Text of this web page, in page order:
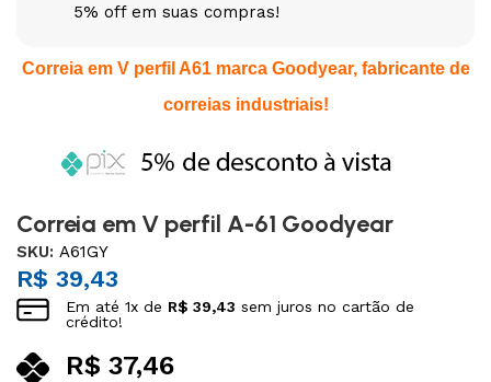
5% off em suas compras!
Correia em V perfil A61 marca Goodyear, fabricante de
correias industriais!
Correia em V perfil A-61 Goodyear
SKU:A61GY
R$ 39,43
Em até1x de R$ 39,43 sem juros no cartão de
crédito!
R$ 37,46